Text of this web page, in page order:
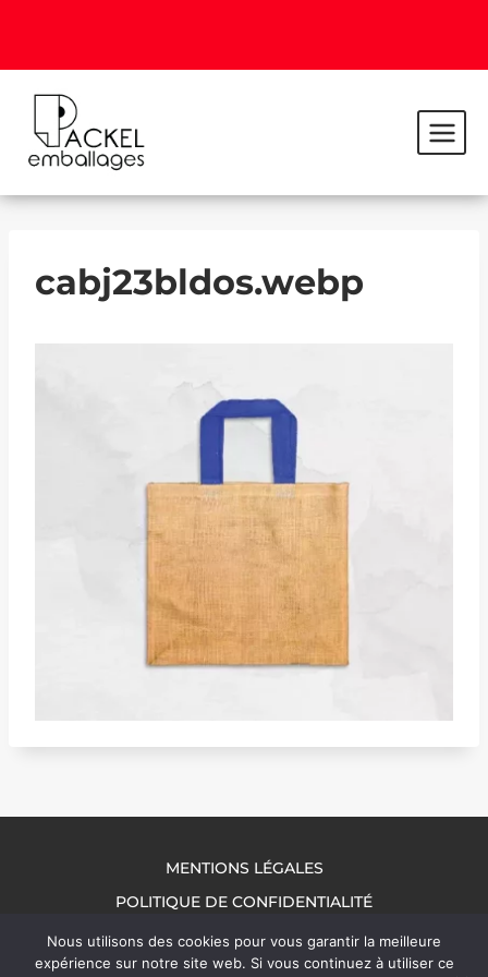
cabj23bldos.webp
MENTIONS LÉGALES
POLITIQUE DE CONFIDENTIALITÉ
NOUS CONTACTER
Nous utilisons des cookies pour vous garantir la meilleure
expérience sur notre site web. Si vous continuez à utiliser ce